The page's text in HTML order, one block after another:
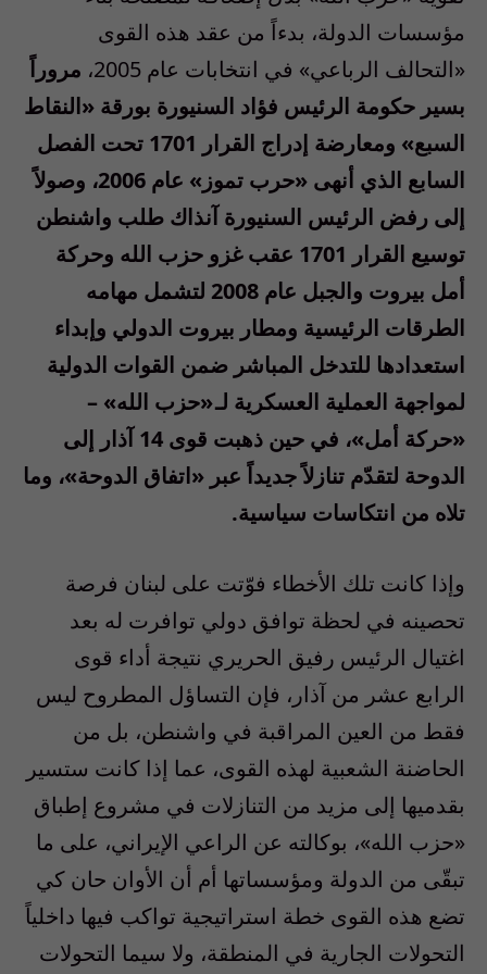
مؤسسات الدولة، بدءاً من عقد هذه القوى
«التحالف الرباعي» في انتخابات عام 2005،
مروراً
بسير حكومة الرئيس فؤاد السنيورة بورقة «النقاط
السبع» ومعارضة إدراج القرار 1701 تحت الفصل
السابع الذي أنهى «حرب تموز» عام 2006، وصولاً
إلى رفض الرئيس السنيورة آنذاك طلب واشنطن
توسيع القرار 1701 عقب غزو حزب الله وحركة
أمل بيروت والجبل عام 2008 لتشمل مهامه
الطرقات الرئيسية ومطار بيروت الدولي وإبداء
استعدادها للتدخل المباشر ضمن القوات الدولية
لمواجهة العملية العسكرية لـ «حزب الله» –
«حركة أمل»، في حين ذهبت قوى 14 آذار إلى
الدوحة لتقدّم تنازلاً جديداً عبر «اتفاق الدوحة»، وما
تلاه من انتكاسات سياسية.
وإذا كانت تلك الأخطاء فوّتت على لبنان فرصة
تحصينه في لحظة توافق دولي توافرت له بعد
اغتيال الرئيس رفيق الحريري نتيجة أداء قوى
الرابع عشر من آذار، فإن التساؤل المطروح ليس
فقط من العين المراقبة في واشنطن، بل من
الحاضنة الشعبية لهذه القوى، عما إذا كانت ستسير
بقدميها إلى مزيد من التنازلات في مشروع إطباق
«حزب الله»، بوكالته عن الراعي الإيراني، على ما
تبقّى من الدولة ومؤسساتها أم أن الأوان حان كي
تضع هذه القوى خطة استراتيجية تواكب فيها داخلياً
التحولات الجارية في المنطقة، ولا سيما التحولات